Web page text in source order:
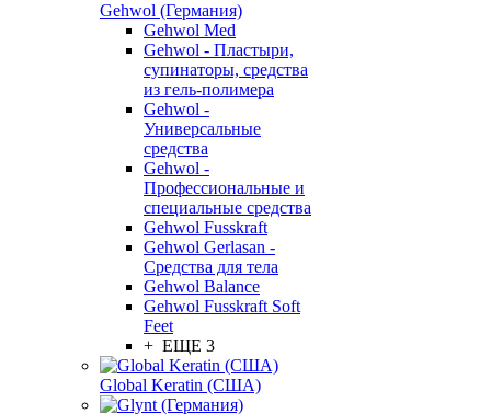
Gehwol (Германия)
Gehwol Med
Gehwol - Пластыри,
супинаторы, средства
из гель-полимера
Gehwol -
Универсальные
средства
Gehwol -
Профессиональные и
специальные средства
Gehwol Fusskraft
Gehwol Gerlasan -
Средства для тела
Gehwol Balance
Gehwol Fusskraft Soft
Feet
+ ЕЩЕ 3
Global Keratin (США)